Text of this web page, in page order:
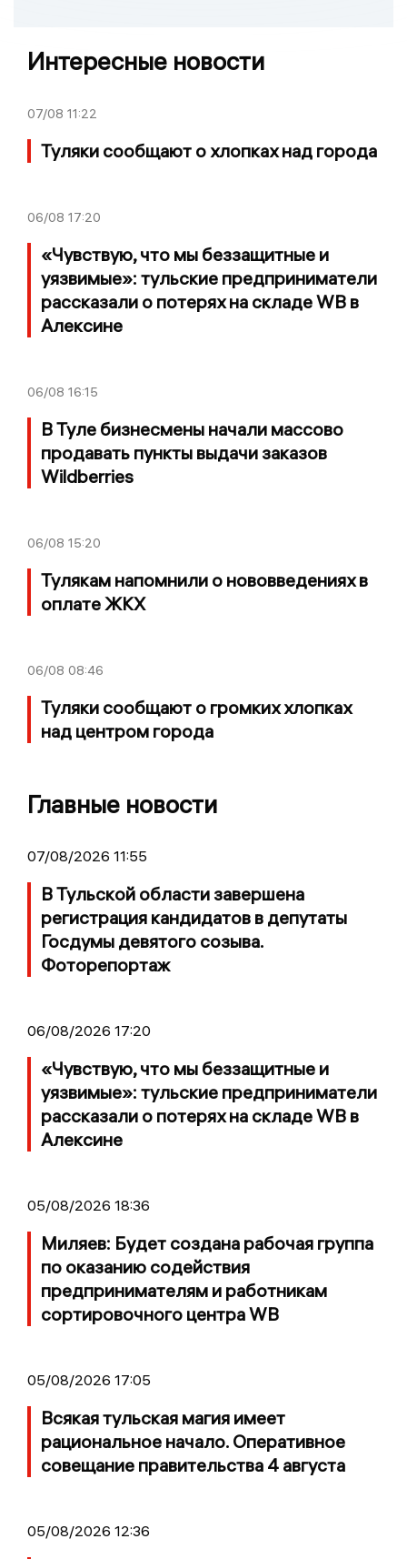
Интересные новости
07/08 11:22
Туляки сообщают о хлопках над города
06/08 17:20
«Чувствую, что мы беззащитные и
уязвимые»: тульские предприниматели
рассказали о потерях на складе WB в
Алексине
06/08 16:15
В Туле бизнесмены начали массово
продавать пункты выдачи заказов
Wildberries
06/08 15:20
Тулякам напомнили о нововведениях в
оплате ЖКХ
06/08 08:46
Туляки сообщают о громких хлопках
над центром города
Главные новости
07/08/2026 11:55
В Тульской области завершена
регистрация кандидатов в депутаты
Госдумы девятого созыва.
Фоторепортаж
06/08/2026 17:20
«Чувствую, что мы беззащитные и
уязвимые»: тульские предприниматели
рассказали о потерях на складе WB в
Алексине
05/08/2026 18:36
Миляев: Будет создана рабочая группа
по оказанию содействия
предпринимателям и работникам
сортировочного центра WB
05/08/2026 17:05
Всякая тульская магия имеет
рациональное начало. Оперативное
совещание правительства 4 августа
05/08/2026 12:36